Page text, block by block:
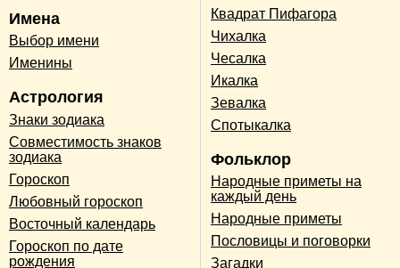
Имена
Выбор имени
Именины
Астрология
Знаки зодиака
Совместимость знаков
зодиака
Гороскоп
Любовный гороскоп
Восточный календарь
Гороскоп по дате
рождения
Квадрат Пифагора
Чихалка
Чесалка
Икалка
Зевалка
Спотыкалка
Фольклор
Народные приметы на
каждый день
Народные приметы
Пословицы и поговорки
Загадки